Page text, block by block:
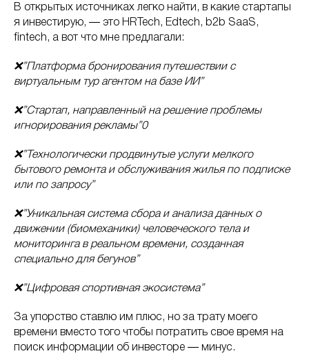
В открытых источниках легко найти, в какие стартапы
я инвестирую, ― это HRTech, Edtech, b2b SaaS,
fintech, а вот что мне предлагали:
❌”Платформа бронирования путешествии с
виртуальным тур агентом на базе ИИ”
❌”Стартап, направленный на решение проблемы
игнорирования рекламы”0
❌”Технологически продвинутые услуги мелкого
бытового ремонта и обслуживания жилья по подписке
или по запросу”
❌”Уникальная система сбора и анализа данных о
движении (биомеханики) человеческого тела и
мониторинга в реальном времени, созданная
специально для бегунов”
❌”Цифровая спортивная экосистема”
За упорство ставлю им плюс, но за трату моего
времени вместо того чтобы потратить свое время на
поиск информации об инвесторе ― минус.